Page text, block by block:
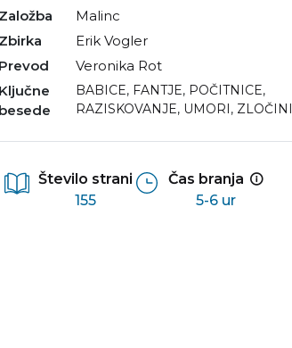
Založba
Malinc
Zbirka
Erik Vogler
Prevod
Veronika Rot
Ključne
besede
BABICE, FANTJE, POČITNICE,
RAZISKOVANJE, UMORI, ZLOČINI
Število strani
155
Čas branja
5-6 ur